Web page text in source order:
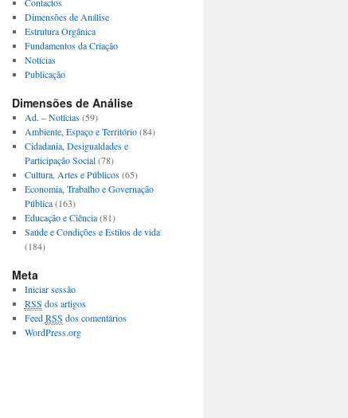
Dimensões de Análise
Estrutura Orgânica
Fundamentos da Criação
Notícias
Publicação
Dimensões de Análise
Ad. – Notícias(59)
Ambiente, Espaço e Território(84)
Cidadania, Desigualdades e
Participação Social(78)
Cultura, Artes e Públicos(65)
Economia, Trabalho e Governação
Pública(163)
Educação e Ciência(81)
Saúde e Condições e Estilos de vida
(184)
Meta
Iniciar sessão
RSS dos artigos
FeedRSS dos comentários
WordPress.org